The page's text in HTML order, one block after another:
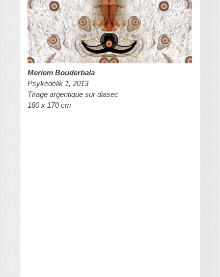
Meriem Bouderbala
Psykédélik 1, 2013
Tirage argentique sur diasec
180 x 170 cm